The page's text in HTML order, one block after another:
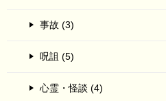
事故 (3)
呪詛 (5)
心霊・怪談 (4)